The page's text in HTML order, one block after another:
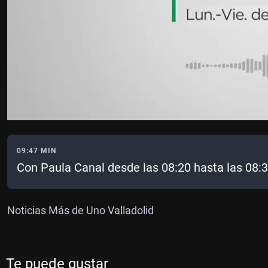
09:47 MIN
Con Paula Canal desde las 08:20 hasta las
Noticias Más de Uno Valladolid
Te puede gustar